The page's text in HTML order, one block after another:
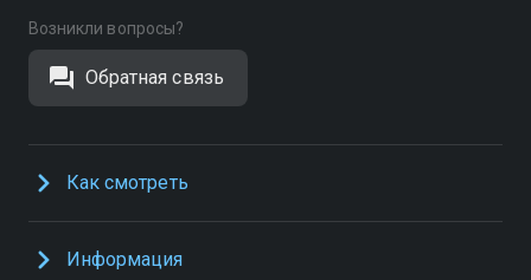
Возникли вопросы?
Обратная связь
Как смотреть
Информация